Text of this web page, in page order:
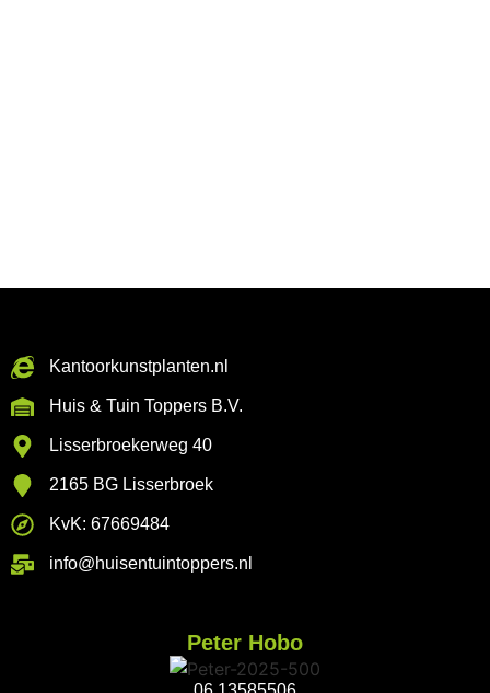
Kantoorkunstplanten.nl
Huis & Tuin Toppers B.V.
Lisserbroekerweg 40
2165 BG Lisserbroek
KvK: 67669484
info@huisentuintoppers.nl
Peter Hobo